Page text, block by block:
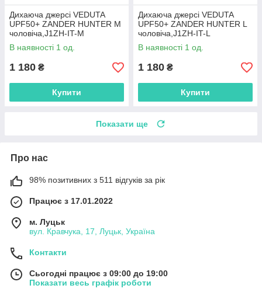
Дихаюча джерсі VEDUTA
UPF50+ ZANDER HUNTER M
чоловіча,J1ZH-IT-M
В наявності 1 од.
1 180 ₴
Купити
Дихаюча джерсі VEDUTA
UPF50+ ZANDER HUNTER L
чоловіча,J1ZH-IT-L
В наявності 1 од.
1 180 ₴
Купити
Показати ще
Про нас
98% позитивних з 511 відгуків за рік
Працює з 17.01.2022
м. Луцьк
вул. Кравчука, 17, Луцьк, Україна
Контакти
Сьогодні працює з 09:00 до 19:00
Показати весь графік роботи